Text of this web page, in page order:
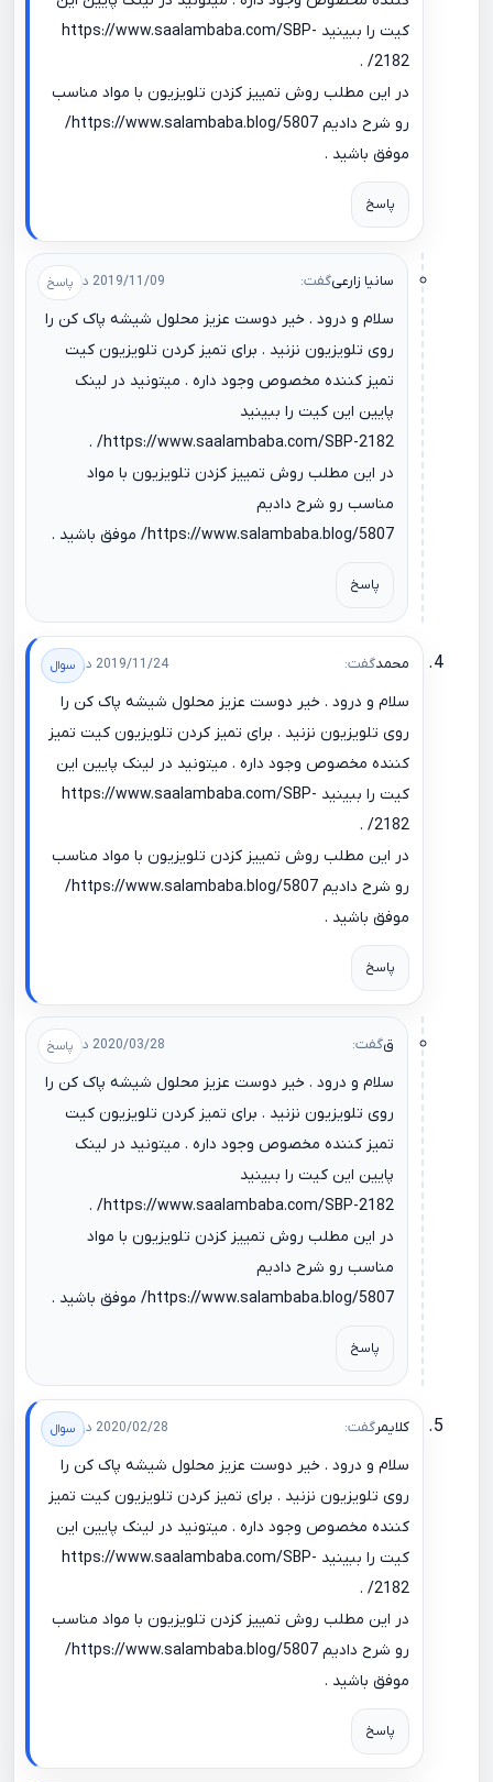
کیت را ببینید https://www.saalambaba.com/SBP-
2182/
.
در این مطلب روش تمییز کزدن تلویزیون با مواد مناسب
رو شرح دادیم https://www.salambaba.blog/5807/
موفق باشید .
پاسخ
سانیا زارعیگفت: 2019/11/09 در 13:35
سلام و درود . خیر دوست عزیز محلول شیشه پاک کن را
روی تلویزیون نزنید . برای تمیز کردن تلویزیون کیت
تمیز کننده مخصوص وجود داره . میتونید در لینک
پایین این کیت را ببینید
https://www.saalambaba.com/SBP-2182/
.
در این مطلب روش تمییز کزدن تلویزیون با مواد
مناسب رو شرح دادیم
https://www.salambaba.blog/5807/ موفق باشید .
پاسخ
محمدگفت: 2019/11/24 در 09:35
سلام و درود . خیر دوست عزیز محلول شیشه پاک کن را
روی تلویزیون نزنید . برای تمیز کردن تلویزیون کیت تمیز
کننده مخصوص وجود داره . میتونید در لینک پایین این
کیت را ببینید https://www.saalambaba.com/SBP-
2182/
.
در این مطلب روش تمییز کزدن تلویزیون با مواد مناسب
رو شرح دادیم https://www.salambaba.blog/5807/
موفق باشید .
پاسخ
قگفت: 2020/03/28 در 10:02
سلام و درود . خیر دوست عزیز محلول شیشه پاک کن را
روی تلویزیون نزنید . برای تمیز کردن تلویزیون کیت
تمیز کننده مخصوص وجود داره . میتونید در لینک
پایین این کیت را ببینید
https://www.saalambaba.com/SBP-2182/
.
در این مطلب روش تمییز کزدن تلویزیون با مواد
مناسب رو شرح دادیم
https://www.salambaba.blog/5807/ موفق باشید .
پاسخ
کلایمرگفت: 2020/02/28 در 00:58
سلام و درود . خیر دوست عزیز محلول شیشه پاک کن را
روی تلویزیون نزنید . برای تمیز کردن تلویزیون کیت تمیز
کننده مخصوص وجود داره . میتونید در لینک پایین این
کیت را ببینید https://www.saalambaba.com/SBP-
2182/
.
در این مطلب روش تمییز کزدن تلویزیون با مواد مناسب
رو شرح دادیم https://www.salambaba.blog/5807/
موفق باشید .
پاسخ